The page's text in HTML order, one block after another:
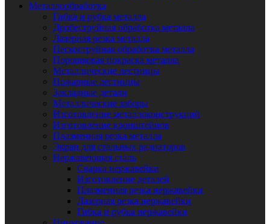
Металлообработка
Гибка и рубка металла
Дробеструйная обработка металла
Лазерная резка металла
Пескоструйная обработка металла
Порошковая покраска металла
Металлические лестницы
Пожарные лестницы
Закладные детали
Металлические заборы
Изготовление металлоконструкций
Изготовление кронштейнов
Плазменная резка металла
Экран для стальных радиаторов
Нержавеющая сталь
Сварка нержавейки
Изготовление деталей
Плазменная резка нержавейки
Лазерная резка нержавейки
Гибка и рубка нержавейки